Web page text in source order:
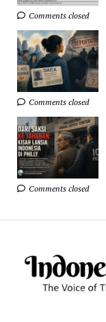
Comments closed
Comments closed
Comments closed